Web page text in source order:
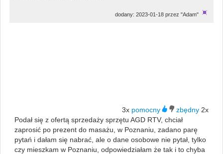
dodany: 2023-01-18 przez "Adam"
3x
2x
Podał się z ofertą sprzedaży sprzętu AGD RTV, chciał
zaprosić po prezent do masażu, w Poznaniu, zadano parę
pytań i dałam się nabrać, ale o dane osobowe nie pytał, tylko
czy mieszkam w Poznaniu, odpowiedziałam że tak i to chyba